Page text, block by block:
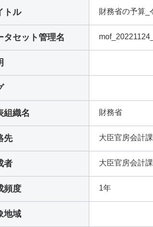
トル 財務省の予算_
タセット管理名
組織名 財務省
先 大臣官房会計課
者 大臣官房会計課
頻度 1年
地域